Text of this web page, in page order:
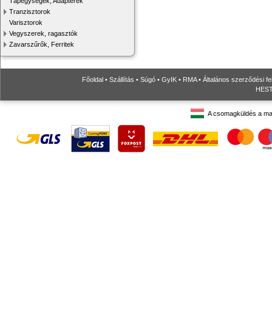
Tranzisztorok
Varisztorok
Vegyszerek, ragasztók
Zavarszűrők, Ferritek
Főoldal • Szállítás • Súgó • GyIK • RMA• Általános szerződési
A csomagküldés a